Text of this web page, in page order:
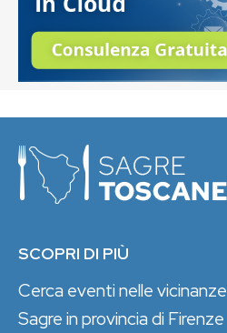
SCOPRI DI PIÙ
Cerca eventi nelle vicinanze
Sagre in provincia di Firenze